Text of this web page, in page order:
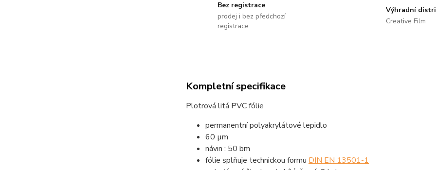
Bez registrace
prodej i bez předchozí
registrace
Výhradní
Creative Film
Kompletní specifikace
Plotrová litá PVC fólie
permanentní polyakrylátové lepidlo
60 µm
návin : 50 bm
fólie splňuje technickou formu DIN EN 13501-1